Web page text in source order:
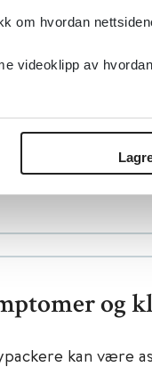
om hvordan
videoklipp av
av midler som
bodypackere.
og
kan være